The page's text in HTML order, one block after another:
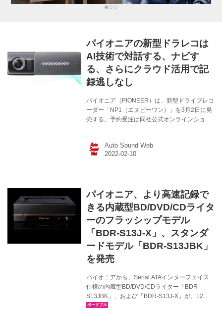
パイオニアの新型ドラレコは
AI技術で対話する、ナビす
る、さらにクラウド活用で記
録逃しなし
パイオニア（PIONEER）は、新型ドライブレコ
ーダー「NP1（エヌピーワン）」を3月2日に発
売する。予約受注は同社公式オンラインショッ
ックプラン ￥65,780（税込希望小売価格） 本
体および通信＋サービス利用料1年分付 NP1 バ
載、1ユニットドライブレコーダー。そこに、通
信モジュールを内蔵した車載Wi-Fiルーターとし
ても機能する製品である。本体にセットで...
Auto Sound Web
パイオニア、より高速記録で
きる内蔵型BD/DVD/CDライタ
ーのフラッシップモデル
「BDR-S13J-X」、スタンダ
ードモデル「BDR-S13JBK」
を発売
パイオニアから、Serial ATAインターフェイス
仕様の内蔵型BD/DVD/CDライター「BDR-
S13JBK」、および「BDR-S13J-X」が、12月
に発売される。価格はオープンで、想定市場価